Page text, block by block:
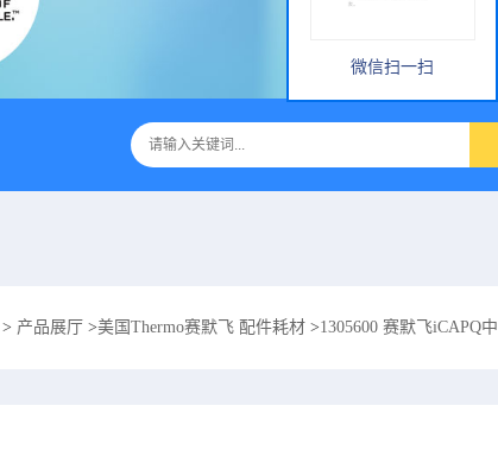
> 产品展厅 >美国Thermo赛默飞 配件耗材 >1305600 赛默飞iCAPQ
微信扫一扫